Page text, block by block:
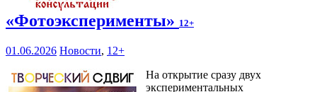
«Фотоэксперименты» 12+
01.06.2026 Новости, 12+
На открытие сразу двух
экспериментальных